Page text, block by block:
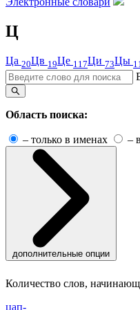
Ц
Ца 20Цв 19Це 117Ци 73Цы
Область поиска:
– только в именах –
дополнительные опции
Количество слов,
цап-